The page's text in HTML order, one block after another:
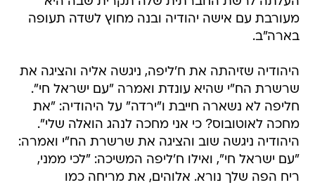
מעורבת עם אישה יהודיה ובנה מחוץ לשדה תעופה
בארה"ב.
היהודיה שזיהתה את ח'ליפה, ניגשה אליה והציגה את
שרשרת הח"י שהיא עונדת ואמרה "עם ישראל חי".
חליפה לא נשארה חייבת ו"ירדה" על היהודיה: "את
מחכה לאוטובוס? כי אני מחכה לנהג הואלה שלי".
היהודיה ניגשה שוב והציגה את שרשרת הח"י ואמרה:
"עם ישראל חי", ואילו ח'ליפה המשיכה: "לכי ממני,
ריח הפה שלך נורא. אלוהים, את מריחה כמו